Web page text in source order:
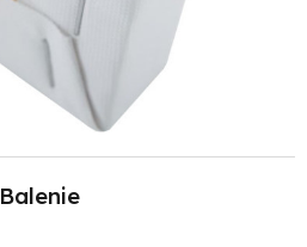
Balenie